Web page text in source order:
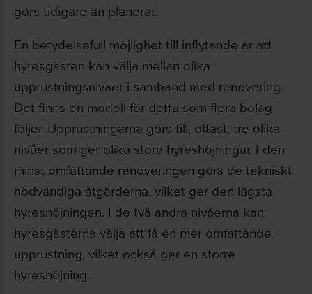
görs tidigare än planerat.
En betydelsefull möjlighet till inflytande är att
hyresgästen kan välja mellan olika
upprustningsnivåer i samband med renovering.
Det finns en modell för detta som flera bolag
följer. Upprustningarna görs till, oftast, tre olika
nivåer som ger olika stora hyreshöjningar. I den
minst omfattande renoveringen görs de tekniskt
nödvändiga åtgärderna, vilket ger den lägsta
hyreshöjningen. I de två andra nivåerna kan
hyresgästerna välja att få en mer omfattande
upprustning, vilket också ger en större
hyreshöjning.